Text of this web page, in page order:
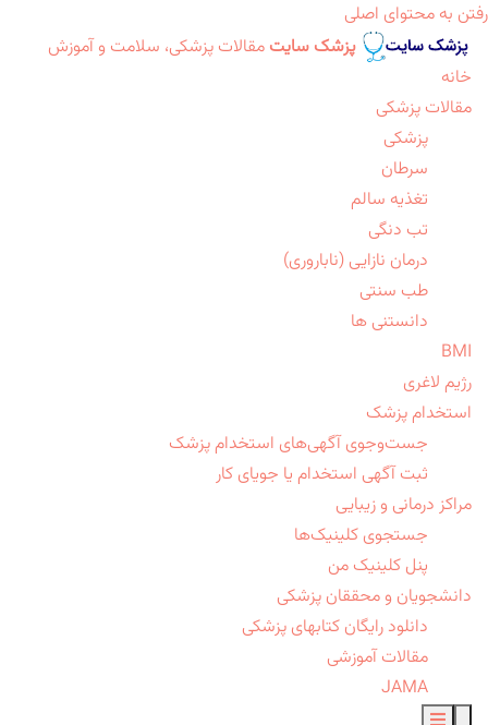
رفتن به محتوای اصلی
پزشک سایت مقالات پزشکی، سلامت و آموزش
خانه
مقالات پزشکی
پزشکی
سرطان
تغذیه سالم
تب دنگی
درمان نازایی (ناباروری)
طب سنتی
دانستنی ها
BMI
رژیم لاغری
استخدام پزشک
جست‌وجوی آگهی‌های استخدام پزشک
ثبت آگهی استخدام یا جویای کار
مراکز درمانی و زیبایی
جستجوی کلینیک‌ها
پنل کلینیک من
دانشجویان و محققان پزشکی
دانلود رایگان کتابهای پزشکی
مقالات آموزشی
JAMA